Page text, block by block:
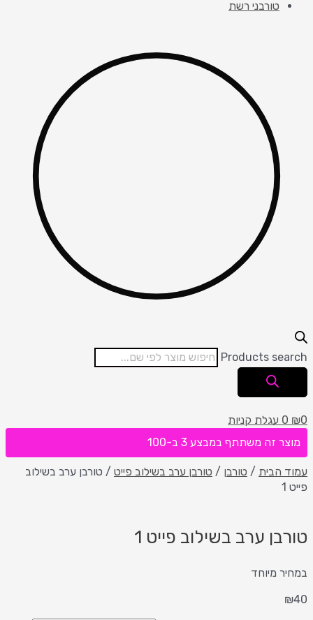
טורבני רשת
Products search
₪0
0 עגלת קניות
מוצר זה משתתף במבצע 3 ב-100
עמוד הבית / טורבן / טורבן ערב בשילוב פייט / טורבן ערב בשילוב
פייט 1
טורבן ערב בשילוב פייט 1
במחיר מיוחד
₪40